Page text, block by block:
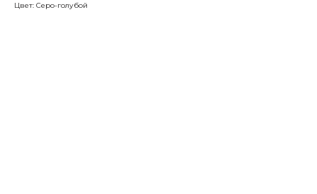
Цвет: Серо-голубой